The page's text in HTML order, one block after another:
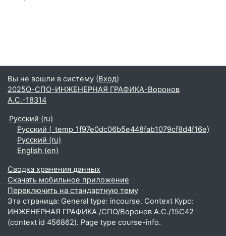
Вы не вошли в систему (Вход)
2025О-СПО-ИНЖЕНЕРНАЯ ГРАФИКА-Воронов
А.С.-18314
Русский ‎(ru)‎
Русский ‎(_temp_1f97e0dc06b5e448fab1079cf8d4f16e)‎
Русский ‎(ru)‎
English ‎(en)‎
Сводка хранения данных
Скачать мобильное приложение
Переключить на стандартную тему
Эта страница: General type: incourse. Context Курс:
ИНЖЕНЕРНАЯ ГРАФИКА /СПО/Воронов А.С./15С42
(context id 456862). Page type course-info.